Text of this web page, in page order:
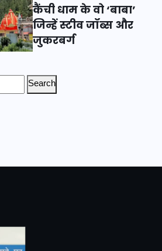
कैंची धाम के वो ‘बाबा’
जिन्हें स्टीव जॉब्स और
जुकरबर्ग
Search